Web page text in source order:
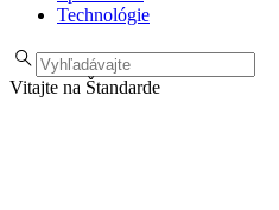
Technológie
Vitajte na Štandarde